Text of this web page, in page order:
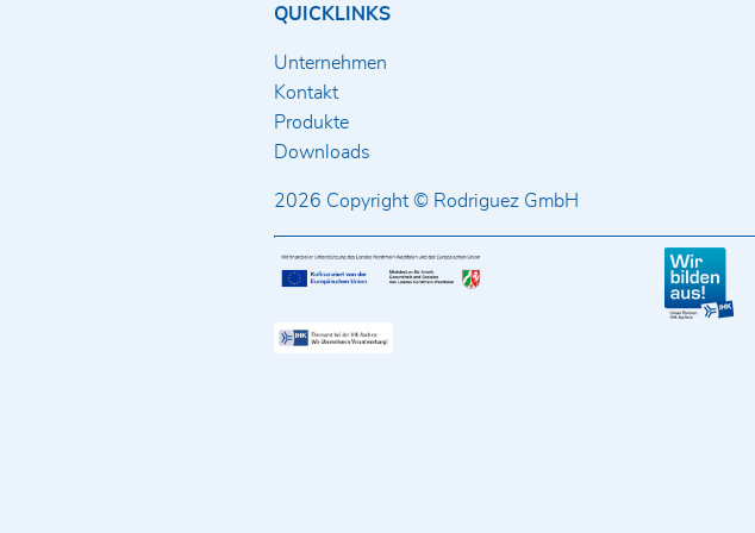
QUICKLINKS
Unternehmen
Kontakt
Produkte
Downloads
2026 Copyright © Rodriguez GmbH